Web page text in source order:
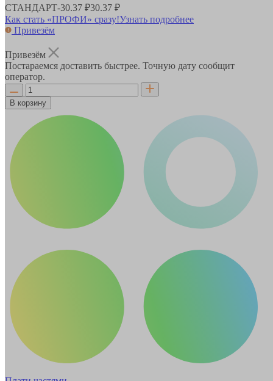
СТАНДАРТ-30.37 ₽30.37 ₽
Как стать «ПРОФИ» сразу!Узнать подробнее
Привезём
Привезём
Постараемся доставить быстрее. Точную дату сообщит
оператор.
В корзину